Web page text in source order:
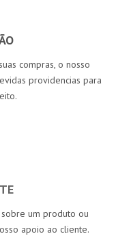
compras, o nosso
providencias para
um produto ou
apoio ao cliente.